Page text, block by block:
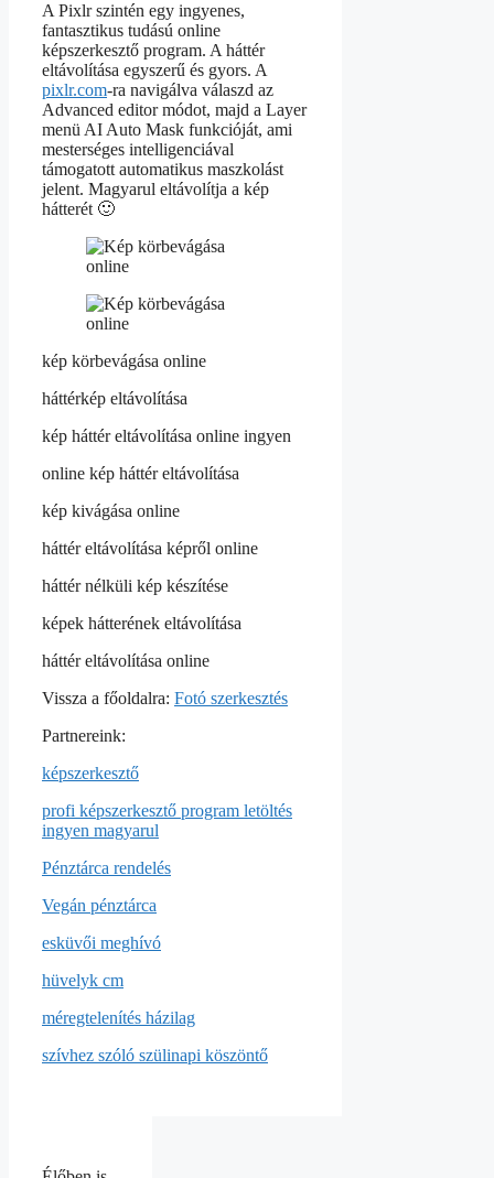
A Pixlr szintén egy ingyenes,
fantasztikus tudású online
képszerkesztő program. A háttér
eltávolítása egyszerű és gyors. A
pixlr.com-ra navigálva válaszd az
Advanced editor módot, majd a Layer
menü AI Auto Mask funkcióját, ami
mesterséges intelligenciával
támogatott automatikus maszkolást
jelent. Magyarul eltávolítja a kép
hátterét 🙂
kép körbevágása online
háttérkép eltávolítása
kép háttér eltávolítása online ingyen
online kép háttér eltávolítása
kép kivágása online
háttér eltávolítása képről online
háttér nélküli kép készítése
képek hátterének eltávolítása
háttér eltávolítása online
Vissza a főoldalra: Fotó szerkesztés
Partnereink:
képszerkesztő
profi képszerkesztő program letöltés
ingyen magyarul
Pénztárca rendelés
Vegán pénztárca
esküvői meghívó
hüvelyk cm
méregtelenítés házilag
szívhez szóló szülinapi köszöntő